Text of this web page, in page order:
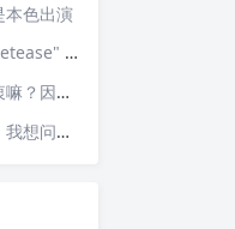
本色出演
试试
被触动到
时候会播出